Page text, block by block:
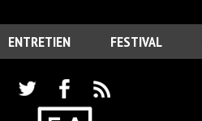
ENTRETIEN FESTIVAL